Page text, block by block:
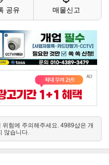
공유 매물신고
험에 주의해주세요. 4989샵은 개
않습니다.